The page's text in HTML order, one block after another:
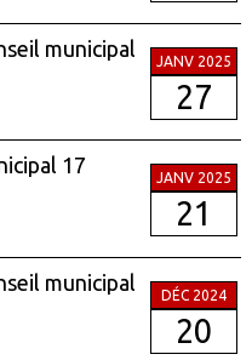
municipal
JANV 2025
27
17
JANV 2025
21
municipal
DÉC 2024
20